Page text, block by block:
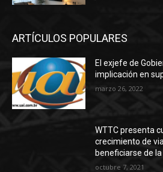
ARTÍCULOS POPULARES
El exjefe de
implicación en
marzo 26, 2022
WTTC presenta
crecimiento de
beneficiarse de
octubre 7, 2021